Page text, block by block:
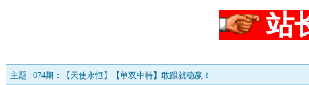
站
主题 : 074期：【天使永恒】【单双中特】敢跟就稳赢！